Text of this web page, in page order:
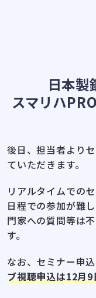
日本製
スマリハ
後日、担当者より
ていただきます。
リアルタイムでの
日程での参加が難
門家への質問等は
す。
なお、セミナー申
ブ視聴申込は12月